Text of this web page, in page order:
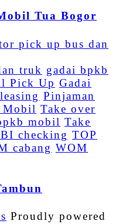
Tua Bogor
truk gadai bpkb
Pick Up Gadai
Pinjaman
Mobil Take over
mobil Take
checking TOP
cabang WOM
Proudly powered